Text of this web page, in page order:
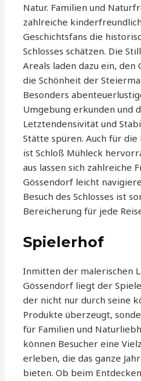
Natur. Familien und
zahlreiche
Geschichtsfans die
Schlosses schätzen. Die
Areals laden dazu ein, den
die Schönheit der
Besonders
Umgebung erkunden und
Letztendensivität und
Stätte spüren. Auch für
ist Schloß Mühleck
aus lassen sich zahlreiche
Gössendorf leicht
Besuch des Schlosses ist
Bereicherung für jede
Spielerhof
Inmitten der malerischen
Gössendorf liegt der
der nicht nur durch seine
Produkte überzeugt,
für Familien und
können Besucher eine
erleben, die das ganze
bieten. Ob beim